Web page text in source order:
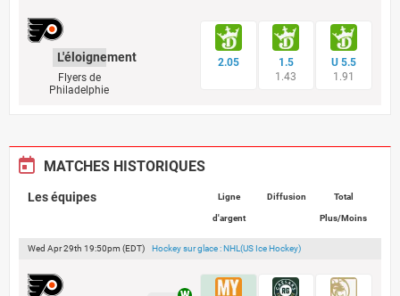
L'éloignement
Flyers de
Philadelphie
2.05
1.5
1.43
U 5.5
1.91
MATCHES HISTORIQUES
Les équipes Ligne
d'argent
Diffusion Total
Plus/Moins
Wed Apr 29th 19:50pm (EDT) Hockey sur glace : NHL(US Ice Hockey)